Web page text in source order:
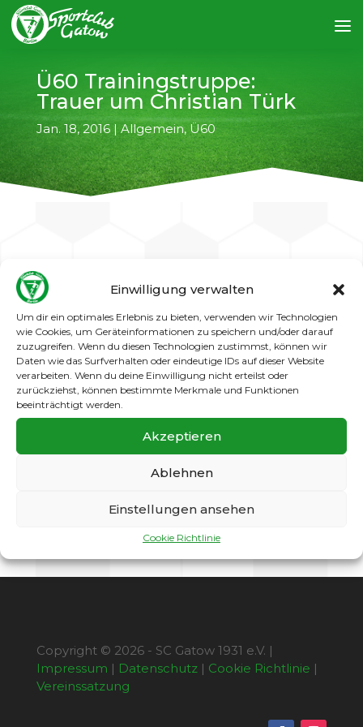
Einwilligung verwalten
Um dir ein optimales Erlebnis zu bieten, verwenden wir Technologien
wie Cookies, um Geräteinformationen zu speichern und/oder darauf
zuzugreifen. Wenn du diesen Technologien zustimmst, können wir
Daten wie das Surfverhalten oder eindeutige IDs auf dieser Website
verarbeiten. Wenn du deine Einwilligung nicht erteilst oder
zurückziehst, können bestimmte Merkmale und Funktionen
beeinträchtigt werden.
Akzeptieren
Ablehnen
Einstellungen ansehen
Cookie Richtlinie
Ü60 Trainingstruppe:
Trauer um Christian Türk
Jan. 18, 2016| Allgemein, Ü60
←
Die Trainingsgruppe trauert um einen
langjährigen Wegbegleiter und treuen Fan der
die Truppe auch zu Auswärtsspielen immer
begleitete.
Wir trauern um Christian Türk der trotz
schwerer Krankheit nie den Lebensmut verlor,
den Kampf gegen den Krebs aber nicht
gewinnen konnte.
Sohn und Neffen betrauern muss.
Copyright © 2026 - SC Gatow 1931 e.V. |
Impressum | Datenschutz| Cookie Richtlinie |
Vereinssatzung